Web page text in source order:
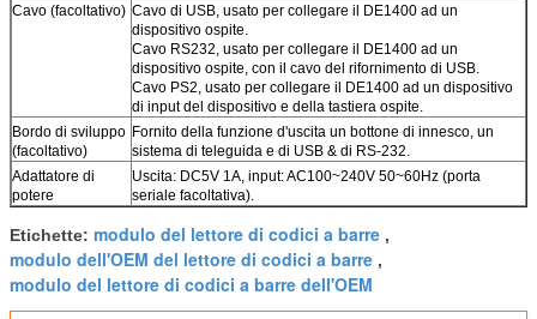
Cavo (facoltativo) Cavo di USB, usato per collegare il DE1400 ad un
dispositivo ospite.
Cavo RS232, usato per collegare il DE1400 ad un
dispositivo ospite, con il cavo del rifornimento di USB.
Cavo PS2, usato per collegare il DE1400 ad un dispositivo
di input del dispositivo e della tastiera ospite.
Bordo di sviluppo
(facoltativo)
Fornito della funzione d'uscita un bottone di innesco, un
sistema di teleguida e di USB & di RS-232.
Adattatore di
potere
Uscita: DC5V 1A, input: AC100~240V 50~60Hz (porta
seriale facoltativa).
Etichette: modulo del lettore di codici a barre ,
modulo dell'OEM del lettore di codici a barre ,
modulo del lettore di codici a barre dell'OEM